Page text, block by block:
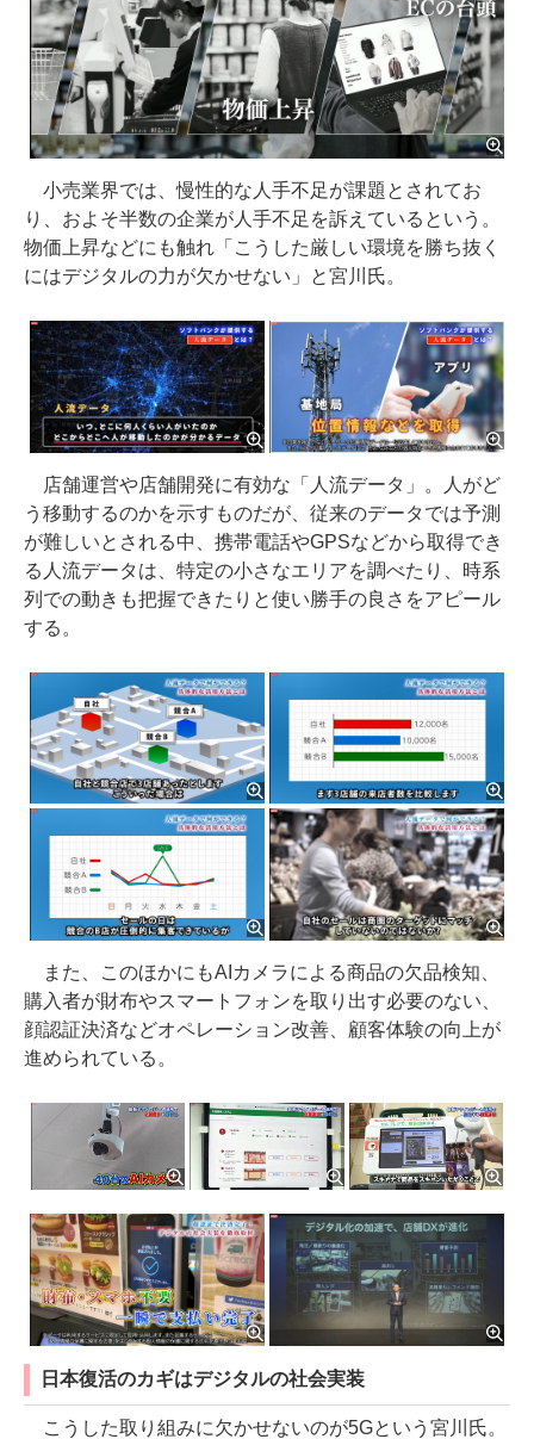
小売業界では、慢性的な人手不足が課題とされてお
り、およそ半数の企業が人手不足を訴えているという。
物価上昇などにも触れ「こうした厳しい環境を勝ち抜く
にはデジタルの力が欠かせない」と宮川氏。
店舗運営や店舗開発に有効な「人流データ」。人がど
う移動するのかを示すものだが、従来のデータでは予測
が難しいとされる中、携帯電話やGPSなどから取得でき
る人流データは、特定の小さなエリアを調べたり、時系
列での動きも把握できたりと使い勝手の良さをアピール
する。
また、このほかにもAIカメラによる商品の欠品検知、
購入者が財布やスマートフォンを取り出す必要のない、
顔認証決済などオペレーション改善、顧客体験の向上が
進められている。
日本復活のカギはデジタルの社会実装
こうした取り組みに欠かせないのが5Gという宮川氏。